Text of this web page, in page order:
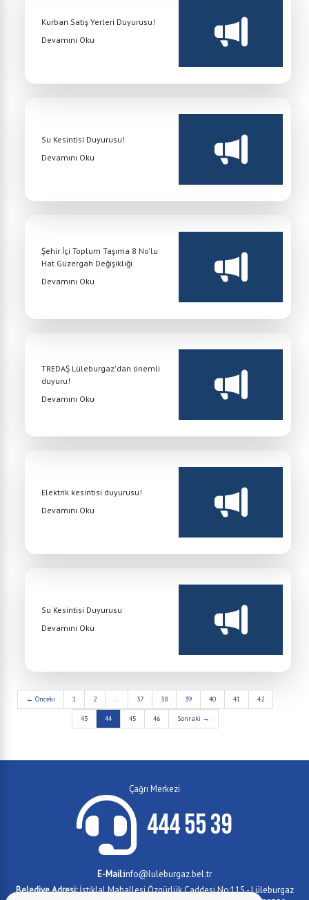
Kurban Satış Yerleri Duyurusu!
Devamını Oku
Su Kesintisi Duyurusu!
Devamını Oku
Şehir İçi Toplum Taşıma 8 No'lu
Hat Güzergah Değişikliği
Devamını Oku
TREDAŞ Lüleburgaz'dan önemli
duyuru!
Devamını Oku
Elektrik kesintisi duyurusu!
Devamını Oku
Su Kesintisi Duyurusu
Devamını Oku
← Önceki 1 2 ... 37 38 39 40 41 42
43 44 45 46 Sonraki →
Çağrı Merkezi
444 55 39
E-Mail:info@luleburgaz.bel.tr
Belediye Adresi:İstiklal Mahallesi Özgürlük Caddesi No:115 - Lüleburgaz